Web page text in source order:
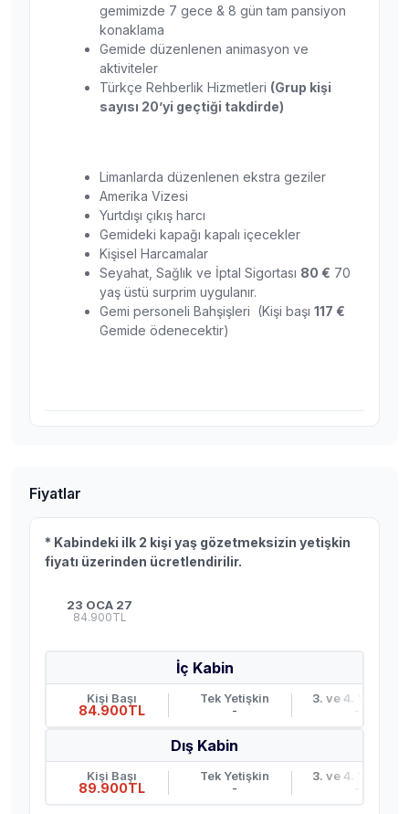
gemimizde 7 gece & 8 gün tam pansiyon
konaklama
Gemide düzenlenen animasyon ve
aktiviteler
Türkçe Rehberlik Hizmetleri (Grup kişi
sayısı 20’yi geçtiği takdirde)
Limanlarda düzenlenen ekstra geziler
Amerika Vizesi
Yurtdışı çıkış harcı
Gemideki kapağı kapalı içecekler
Kişisel Harcamalar
Seyahat, Sağlık ve İptal Sigortası 80 € 70
yaş üstü surprim uygulanır.
Gemi personeli Bahşişleri (Kişi başı 117 €
Gemide ödenecektir)
Fiyatlar
* Kabindeki ilk 2 kişi yaş gözetmeksizin yetişkin
fiyatı üzerinden ücretlendirilir.
23 OCA 27
84.900TL
İç Kabin
Kişi Başı
84.900TL
Tek Yetişkin
-
3. ve 4. Yetişkin
-
Dış Kabin
Kişi Başı
89.900TL
Tek Yetişkin
-
3. ve 4. Yetişkin
-